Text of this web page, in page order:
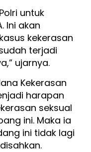
untuk
Ini akan
kekerasan
terjadi
ujarnya.
Kekerasan
harapan
seksual
ini. Maka ia
ini tidak lagi